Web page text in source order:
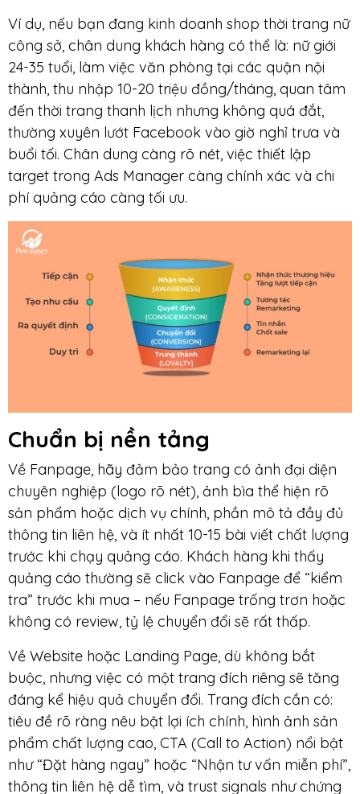
Ví dụ, nếu bạn đang kinh doanh shop thời trang nữ
công sở, chân dung khách hàng có thể là: nữ giới
24-35 tuổi, làm việc văn phòng tại các quận nội
thành, thu nhập 10-20 triệu đồng/tháng, quan tâm
đến thời trang thanh lịch nhưng không quá đắt,
thường xuyên lướt Facebook vào giờ nghỉ trưa và
buổi tối. Chân dung càng rõ nét, việc thiết lập
target trong Ads Manager càng chính xác và chi
phí quảng cáo càng tối ưu.
Chuẩn bị nền tảng
Về Fanpage, hãy đảm bảo trang có ảnh đại diện
chuyên nghiệp (logo rõ nét), ảnh bìa thể hiện rõ
sản phẩm hoặc dịch vụ chính, phần mô tả đầy đủ
thông tin liên hệ, và ít nhất 10-15 bài viết chất lượng
trước khi chạy quảng cáo. Khách hàng khi thấy
quảng cáo thường sẽ click vào Fanpage để “kiểm
tra” trước khi mua – nếu Fanpage trống trơn hoặc
không có review, tỷ lệ chuyển đổi sẽ rất thấp.
Về Website hoặc Landing Page, dù không bắt
buộc, nhưng việc có một trang đích riêng sẽ tăng
đáng kể hiệu quả chuyển đổi. Trang đích cần có:
tiêu đề rõ ràng nêu bật lợi ích chính, hình ảnh sản
phẩm chất lượng cao, CTA (Call to Action) nổi bật
như “Đặt hàng ngay” hoặc “Nhận tư vấn miễn phí”,
thông tin liên hệ dễ tìm, và trust signals như chứng